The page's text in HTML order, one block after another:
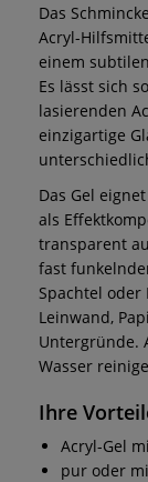
Das
Acryl-
einem
Es lässt sich
lasierenden
einzigartige
Das Gel
als
transparent
fast
Spachtel
Leinwand,
Untergründe.
Wasser
Ihre
Acryl-Gel
pur oder